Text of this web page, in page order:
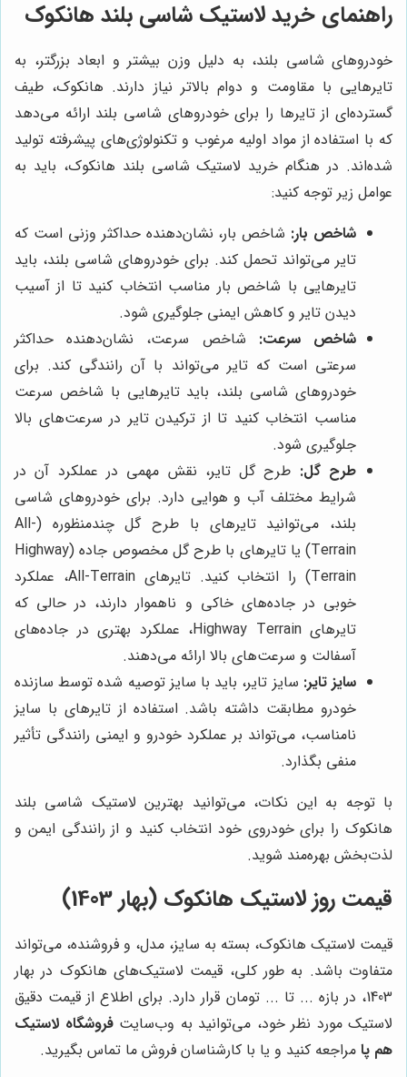
راهنمای خرید لاستیک شاسی بلند هانکوک
خودروهای شاسی بلند، به دلیل وزن بیشتر و ابعاد بزرگتر، به
تایرهایی با مقاومت و دوام بالاتر نیاز دارند. هانکوک، طیف
گسترده‌ای از تایرها را برای خودروهای شاسی بلند ارائه می‌دهد
که با استفاده از مواد اولیه مرغوب و تکنولوژی‌های پیشرفته تولید
شده‌اند. در هنگام خرید لاستیک شاسی بلند هانکوک، باید به
عوامل زیر توجه کنید:
شاخص بار: شاخص بار، نشان‌دهنده حداکثر وزنی است که
تایر می‌تواند تحمل کند. برای خودروهای شاسی بلند، باید
تایرهایی با شاخص بار مناسب انتخاب کنید تا از آسیب
دیدن تایر و کاهش ایمنی جلوگیری شود.
شاخص سرعت: شاخص سرعت، نشان‌دهنده حداکثر
سرعتی است که تایر می‌تواند با آن رانندگی کند. برای
خودروهای شاسی بلند، باید تایرهایی با شاخص سرعت
مناسب انتخاب کنید تا از ترکیدن تایر در سرعت‌های بالا
جلوگیری شود.
طرح گل: طرح گل تایر، نقش مهمی در عملکرد آن در
شرایط مختلف آب و هوایی دارد. برای خودروهای شاسی
بلند، می‌توانید تایرهای با طرح گل چندمنظوره (All-
Terrain) یا تایرهای با طرح گل مخصوص جاده (Highway
Terrain) را انتخاب کنید. تایرهای All-Terrain، عملکرد
خوبی در جاده‌های خاکی و ناهموار دارند، در حالی که
تایرهای Highway Terrain، عملکرد بهتری در جاده‌های
آسفالت و سرعت‌های بالا ارائه می‌دهند.
سایز تایر: سایز تایر، باید با سایز توصیه شده توسط سازنده
خودرو مطابقت داشته باشد. استفاده از تایرهای با سایز
نامناسب، می‌تواند بر عملکرد خودرو و ایمنی رانندگی تأثیر
منفی بگذارد.
با توجه به این نکات، می‌توانید بهترین لاستیک شاسی بلند
هانکوک را برای خودروی خود انتخاب کنید و از رانندگی ایمن و
لذت‌بخش بهره‌مند شوید.
قیمت روز لاستیک هانکوک (بهار 1403)
قیمت لاستیک هانکوک، بسته به سایز، مدل، و فروشنده، می‌تواند
متفاوت باشد. به طور کلی، قیمت لاستیک‌های هانکوک در بهار
1403، در بازه ... تا ... تومان قرار دارد. برای اطلاع از قیمت دقیق
لاستیک مورد نظر خود، می‌توانید به وب‌سایتفروشگاه لاستیک
هم پا مراجعه کنید و یا با کارشناسان فروش ما تماس بگیرید.